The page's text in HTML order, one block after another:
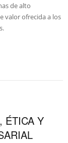
de alto
valor ofrecida a los
ÉTICA Y